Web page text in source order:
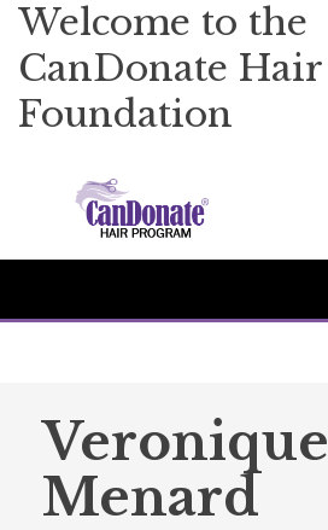
Welcome to the
CanDonate Hair
Foundation
Veronique
Menard